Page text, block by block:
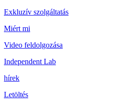
Exkluzív szolgáltatás
Miért mi
Video feldolgozása
Independent Lab
hírek
Letöltés